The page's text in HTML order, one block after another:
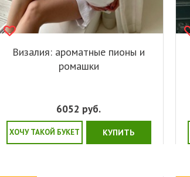
Визалия: ароматные пионы и
ромашки
6052 руб.
ХОЧУ ТАКОЙ БУКЕТ КУПИТЬ